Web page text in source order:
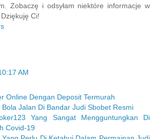
Zobaczę i odsyłam niektóre informacje w
Ci!
AM
Online Dengan Deposit Termurah
Jalan Di Bandar Judi Sbobet Resmi
Yang Sangat Mengguntungkan Di
Covid-19